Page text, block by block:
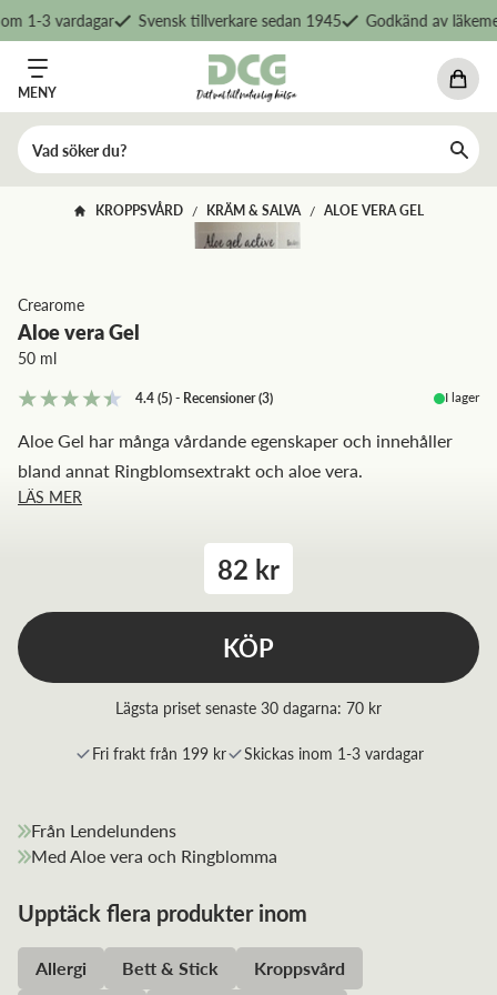
1-3 vardagar Svensk tillverkare sedan 1945 Godkänd av
MENY
KROPPSVÅRD / KRÄM & SALVA / ALOE VERA GEL
Crearome
Aloe vera Gel
50 ml
4.4(5)- Recensioner(3) I lager
Aloe Gel har många vårdande egenskaper och innehåller
bland annat Ringblomsextrakt och aloe vera.
LÄS MER
82 kr
KÖP
Lägsta priset senaste 30 dagarna: 70 kr
Fri frakt från 199 kr Skickas inom 1-3 vardagar
Från Lendelundens
Med Aloe vera och Ringblomma
Upptäck flera produkter inom
Allergi Bett & Stick
Kroppsvård